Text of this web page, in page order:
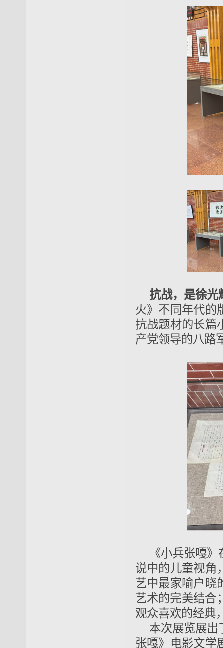
抗战，是徐光
火》不同年代的
抗战题材的长篇
产党领导的八路
《小兵张嘎
说中的儿童视角
艺中最家喻户晓
艺术的完美结合
观众喜欢的经典
本次展览展出
张嘎》电影文学